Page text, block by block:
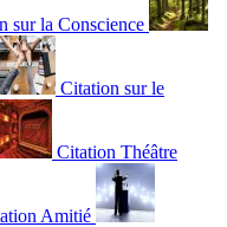
sur la Conscience
Citation sur le
Citation Théâtre
Amitié